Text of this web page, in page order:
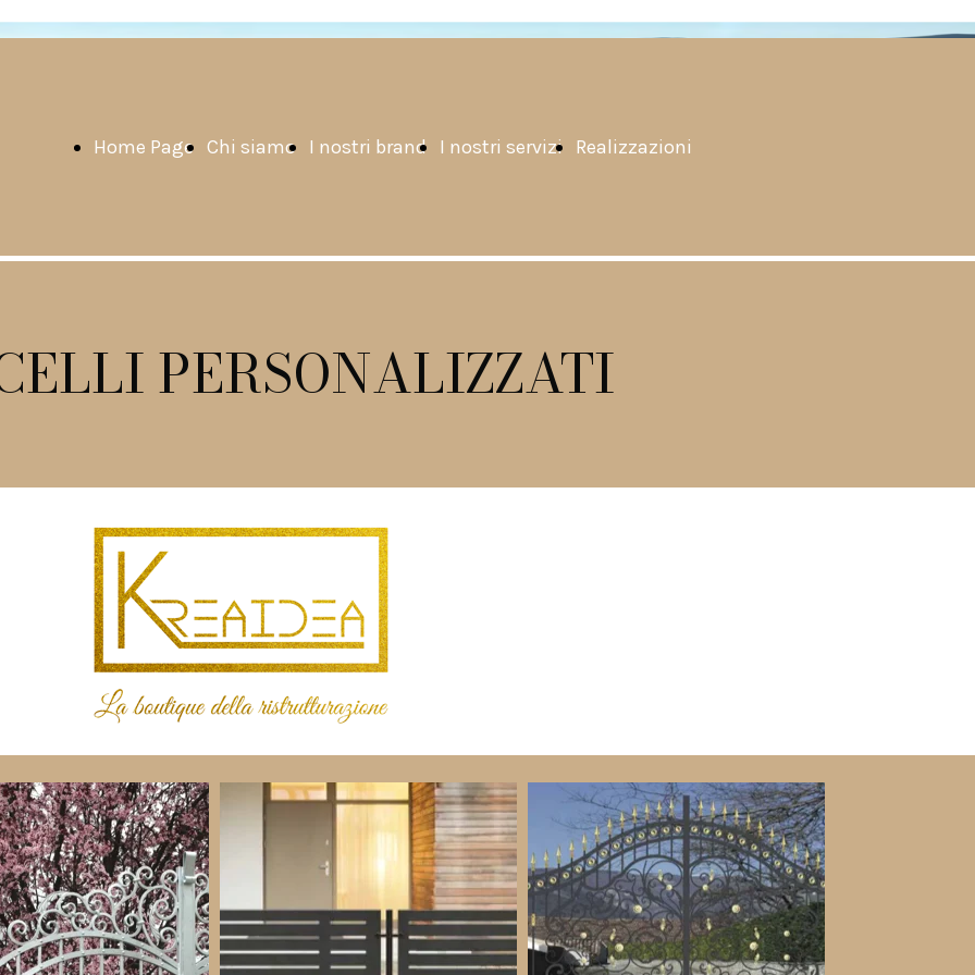
Home Page Chi siamo I nostri brand I nostri servizi Realizzazioni
PERSONALIZZATI